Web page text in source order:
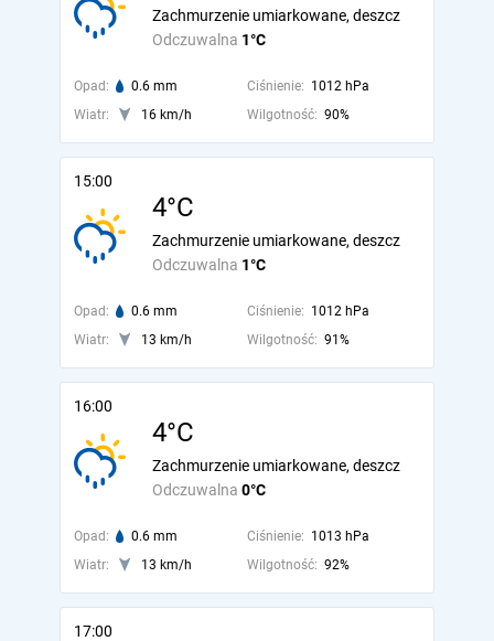
Odczuwalna 1°C
Zachmurzenie umiarkowane, deszcz
Opad: 0.6 mm Ciśnienie: 1012 hPa
Wiatr:
16 km/h Wilgotność: 90%
15:00
4°C
Odczuwalna 1°C
Zachmurzenie umiarkowane, deszcz
Opad: 0.6 mm Ciśnienie: 1012 hPa
Wiatr:
13 km/h Wilgotność: 91%
16:00
4°C
Odczuwalna 0°C
Zachmurzenie umiarkowane, deszcz
Opad: 0.6 mm Ciśnienie: 1013 hPa
Wiatr:
13 km/h Wilgotność: 92%
17:00